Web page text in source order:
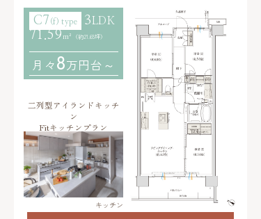
C7 (f) type 3LDK
71.59 m² （約21.65坪）
月々8万円台～
二列型アイランドキッチ
ン
Fitキッチンプラン
キッチン